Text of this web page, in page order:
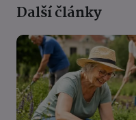
Další články